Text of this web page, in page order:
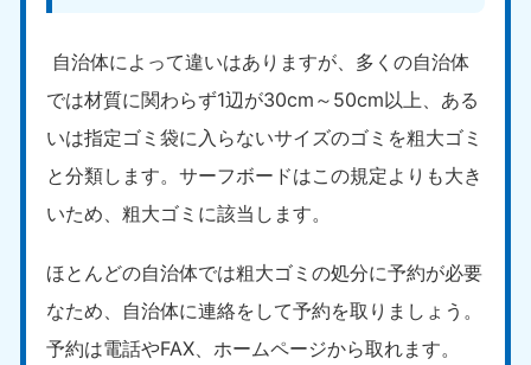
自治体によって違いはありますが、多くの自治体
では材質に関わらず1辺が30cm～50cm以上、ある
いは指定ゴミ袋に入らないサイズのゴミを粗大ゴミ
と分類します。サーフボードはこの規定よりも大き
いため、粗大ゴミに該当します。
ほとんどの自治体では粗大ゴミの処分に予約が必要
なため、自治体に連絡をして予約を取りましょう。
予約は電話やFAX、ホームページから取れます。